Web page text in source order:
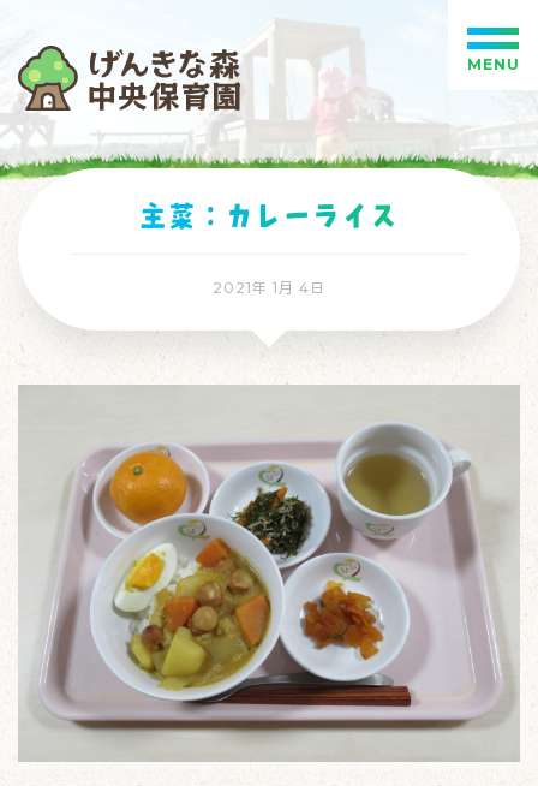
主菜：カレーライス
2021年 1月 4日
MENU